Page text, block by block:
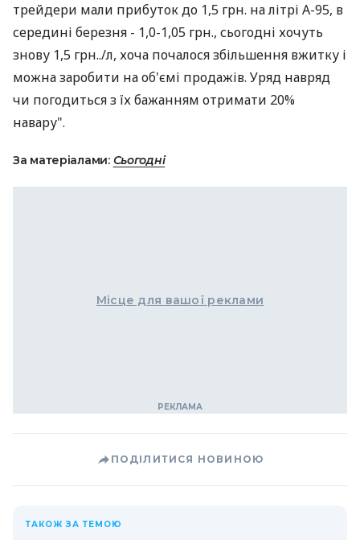
трейдери мали прибуток до 1,5 грн. на літрі А-95, в
середині березня - 1,0-1,05 грн., сьогодні хочуть
знову 1,5 грн../л, хоча почалося збільшення вжитку і
можна заробити на об'ємі продажів. Уряд навряд
чи погодиться з їх бажанням отримати 20%
навару".
За матеріалами: Сьогодні
Місце для вашої реклами
ПОДІЛИТИСЯ НОВИНОЮ
ТАКОЖ ЗА ТЕМОЮ